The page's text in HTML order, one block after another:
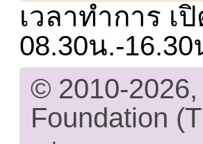
เวลาทำการ เ
08.30น.-16.30
© 2010-
Foundation